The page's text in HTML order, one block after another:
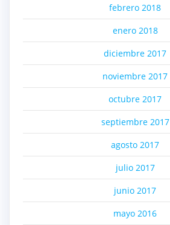
febrero 2018
enero 2018
diciembre 2017
noviembre 2017
octubre 2017
septiembre 2017
agosto 2017
julio 2017
junio 2017
mayo 2016